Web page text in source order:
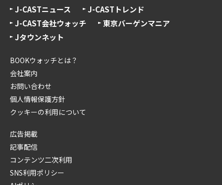
J-CASTニュース
J-CASTトレンド
J-CAST会社ウォッチ
東京バーゲンマニア
Jタウンネット
BOOKウォッチとは？
会社案内
お問い合わせ
個人情報保護方針
クッキーの利用について
広告掲載
記事配信
コンテンツ二次利用
SNS利用ポリシー